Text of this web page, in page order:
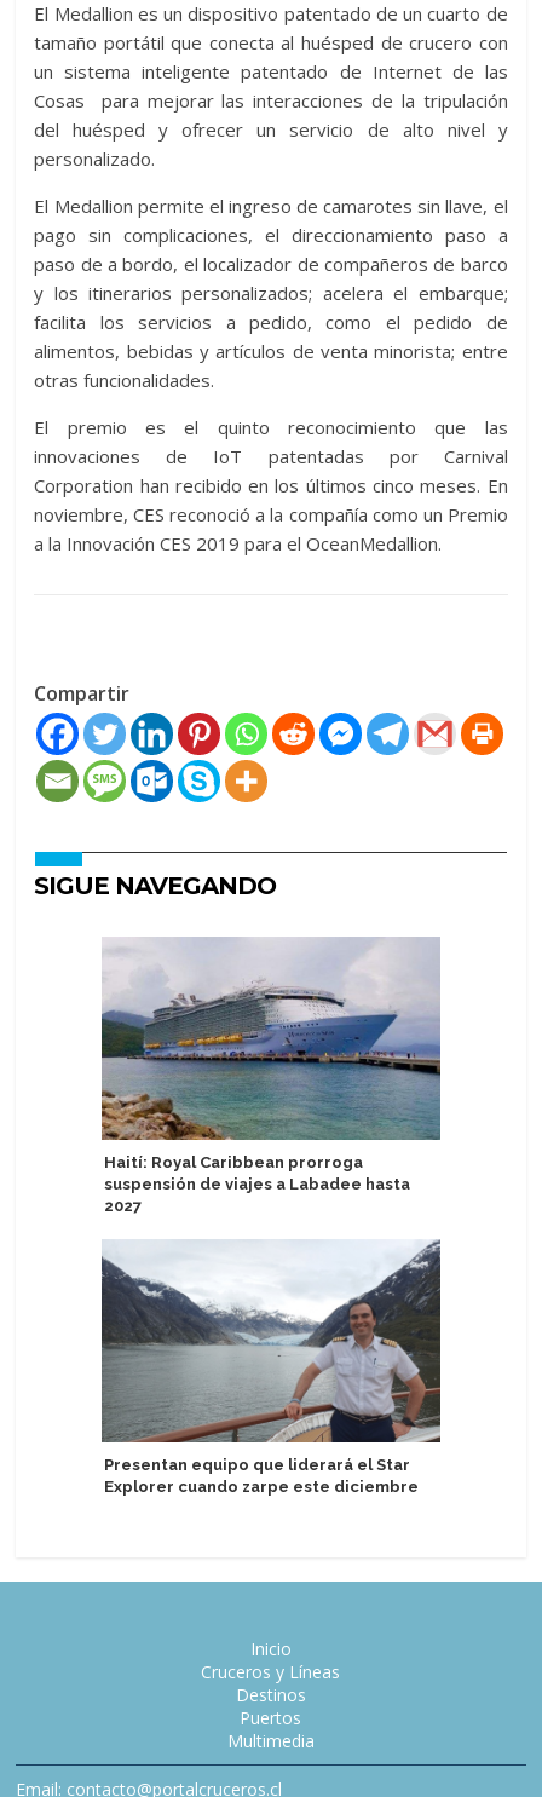
El Medallion es un dispositivo patentado de un cuarto de
tamaño portátil que conecta al huésped de crucero con
un sistema inteligente patentado de Internet de las
Cosas para mejorar las interacciones de la tripulación
del huésped y ofrecer un servicio de alto nivel y
personalizado.
El Medallion permite el ingreso de camarotes sin llave, el
pago sin complicaciones, el direccionamiento paso a
paso de a bordo, el localizador de compañeros de barco
y los itinerarios personalizados; acelera el embarque;
facilita los servicios a pedido, como el pedido de
alimentos, bebidas y artículos de venta minorista; entre
otras funcionalidades.
El premio es el quinto reconocimiento que las
innovaciones de IoT patentadas por Carnival
Corporation han recibido en los últimos cinco meses. En
noviembre, CES reconoció a la compañía como un Premio
a la Innovación CES 2019 para el OceanMedallion.
Compartir
SIGUE NAVEGANDO
Haití: Royal Caribbean prorroga
suspensión de viajes a Labadee hasta
2027
Presentan equipo que liderará el Star
Explorer cuando zarpe este diciembre
Inicio
Cruceros y Líneas
Destinos
Puertos
Multimedia
Email: contacto@portalcruceros.cl